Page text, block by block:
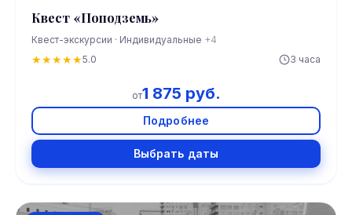
Квест «Поподземь»
Квест-экскурсии · Индивидуальные +4
★★★★★5.0 3 часа
от1 875 руб.
Подробнее
Выбрать даты